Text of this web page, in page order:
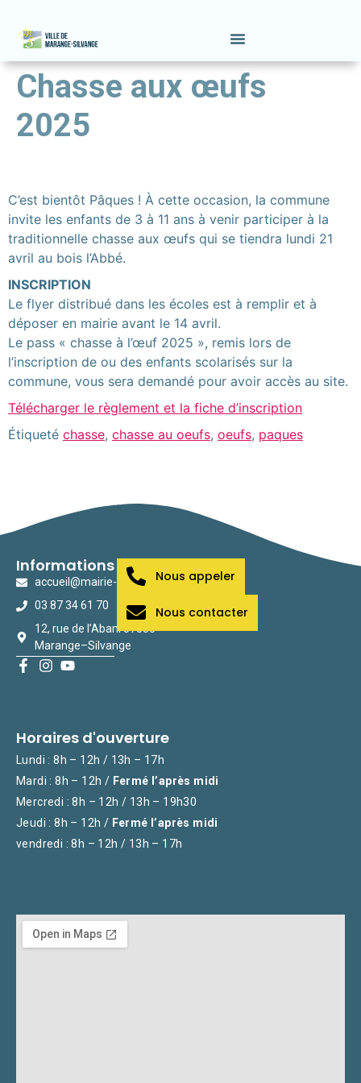
Chasse aux œufs
2025
C’est bientôt Pâques ! À cette occasion, la commune
invite les enfants de 3 à 11 ans à venir participer à la
traditionnelle chasse aux œufs qui se tiendra lundi 21
avril au bois l’Abbé.
INSCRIPTION
Le flyer distribué dans les écoles est à remplir et à
déposer en mairie avant le 14 avril.
Le pass « chasse à l’œuf 2025 », remis lors de
l’inscription de ou des enfants scolarisés sur la
commune, vous sera demandé pour avoir accès au site.
Télécharger le règlement et la fiche d’inscription
Étiqueté chasse, chasse au oeufs, oeufs, paques
Informations
accueil@mairie-marange-silvange.fr
03 87 34 61 70
12, rue de l’Abani 57535
Marange–Silvange
Horaires d'ouverture
Lundi : 8h – 12h / 13h – 17h
Mardi : 8h – 12h / Fermé l’après midi
Mercredi : 8h – 12h / 13h – 19h30
Jeudi : 8h – 12h / Fermé l’après midi
vendredi : 8h – 12h / 13h – 17h
Nous appeler
Nous contacter